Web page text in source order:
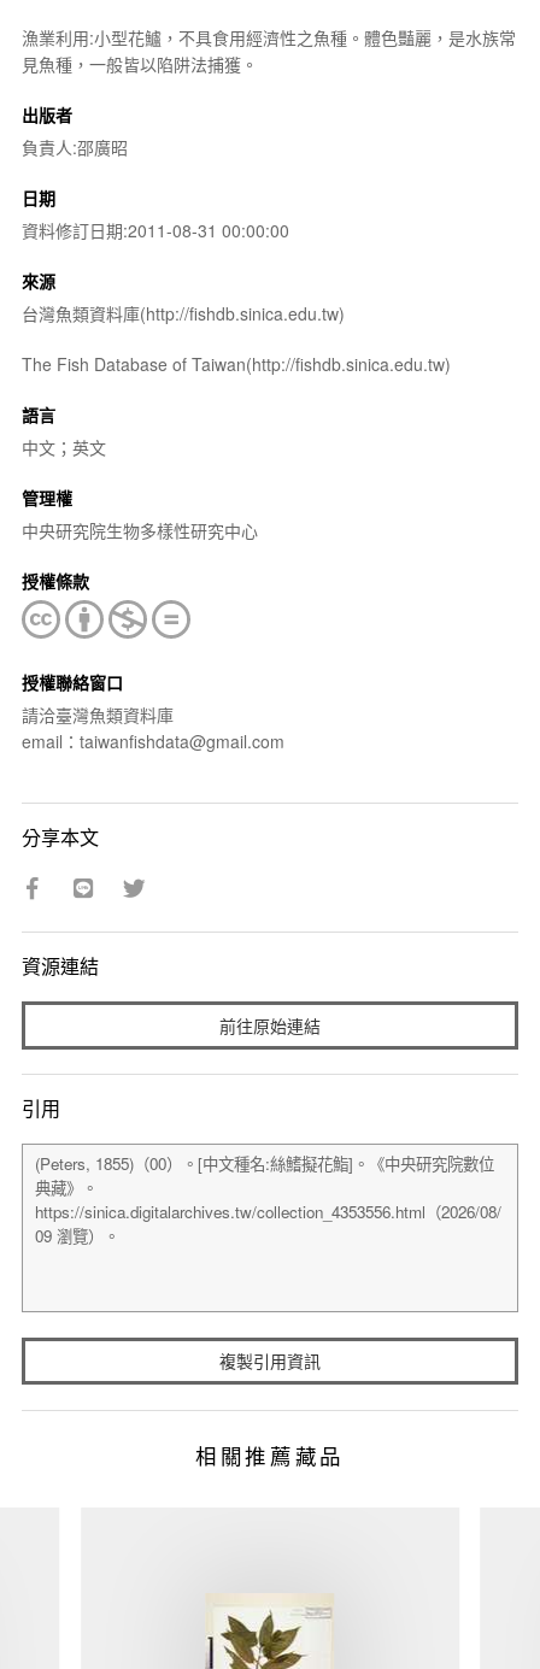
漁業利用:小型花鱸，不具食用經濟性之魚種。體色豔麗，是水族常
見魚種，一般皆以陷阱法捕獲。
出版者
負責人:邵廣昭
日期
資料修訂日期:2011-08-31 00:00:00
來源
台灣魚類資料庫(http://fishdb.sinica.edu.tw)
The Fish Database of Taiwan(http://fishdb.sinica.edu.tw)
語言
中文；英文
管理權
中央研究院生物多樣性研究中心
授權條款
授權聯絡窗口
請洽臺灣魚類資料庫
email：taiwanfishdata@gmail.com
分享本文
資源連結
前往原始連結
引用
複製引用資訊
相關推薦藏品